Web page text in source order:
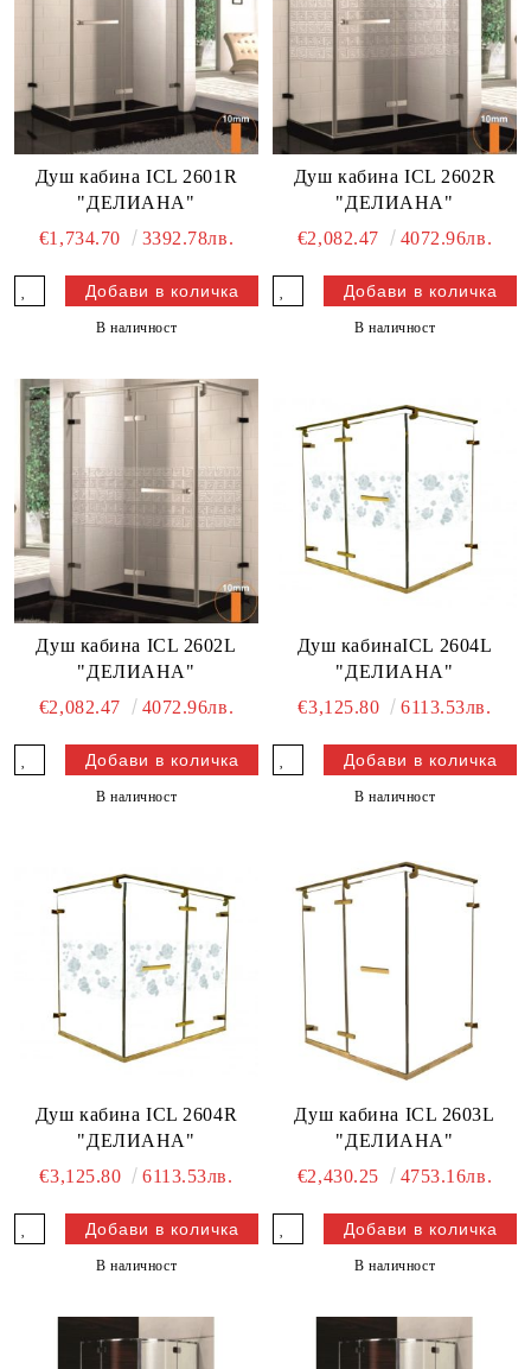
Душ кабина ICL 2601R
"ДЕЛИАНА"
€1,734.70
3392.78лв.
В наличност
Душ кабина ICL 2602R
"ДЕЛИАНА"
€2,082.47
4072.96лв.
В наличност
Душ кабина ICL 2602L
"ДЕЛИАНА"
€2,082.47
4072.96лв.
В наличност
Душ кабинаICL 2604L
"ДЕЛИАНА"
€3,125.80
6113.53лв.
В наличност
Душ кабина ICL 2604R
"ДЕЛИАНА"
€3,125.80
6113.53лв.
В наличност
Душ кабина ICL 2603L
"ДЕЛИАНА"
€2,430.25
4753.16лв.
В наличност